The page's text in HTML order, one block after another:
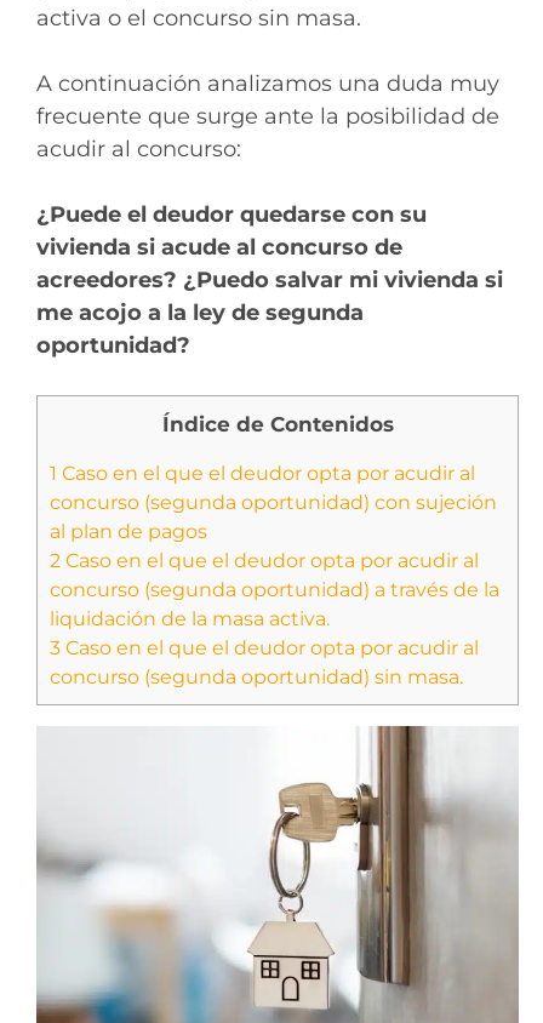
activa o el concurso sin masa.
A continuación analizamos una duda muy
frecuente que surge ante la posibilidad de
acudir al concurso:
¿Puede el deudor quedarse con su
vivienda si acude al concurso de
acreedores? ¿Puedo salvar mi vivienda si
me acojo a la ley de segunda
oportunidad?
Índice de Contenidos
1 Caso en el que el deudor opta por acudir al
concurso (segunda oportunidad) con sujeción
al plan de pagos
2 Caso en el que el deudor opta por acudir al
concurso (segunda oportunidad) a través de la
liquidación de la masa activa.
3 Caso en el que el deudor opta por acudir al
concurso (segunda oportunidad) sin masa.